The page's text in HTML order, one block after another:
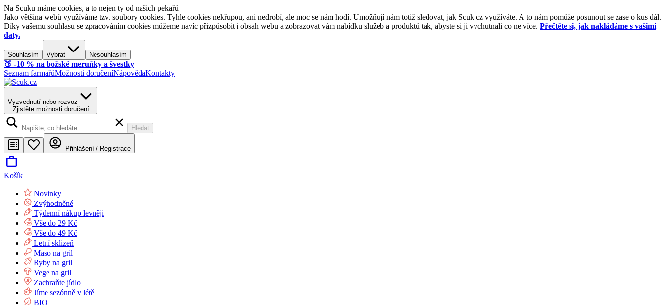
Na Scuku máme cookies, a to nejen ty od našich pekařů
Jako většina webů využíváme tzv. soubory cookies. Tyhle cookies nekřupou, ani nedrobí, ale moc se nám hodí. Umožňují nám totiž sledovat, jak Scuk.cz využíváte. A to nám pomůže posunout se zase o kus dál.
Díky vašemu souhlasu se zpracováním cookies můžeme navíc přizpůsobit i obsah webu a zobrazovat vám nabídku služeb a produktů tak, abyste si ji vychutnali co nejvíce. Přečtěte si, jak nakládáme s vašimi
daty.
Souhlasím Vybrat Nesouhlasím
🍑​ -10 % na božské meruňky a švestky
Seznam farmářůMožnosti doručeníNápovědaKontakty
Vyzvednutí nebo rozvoz
Zjistěte možnosti doručení
Hledat
Přihlášení / Registrace
Košík
Novinky
Zvýhodněné
Týdenní nákup levněji
Vše do 29 Kč
Vše do 49 Kč
Letní sklizeň
Maso na gril
Ryby na gril
Vege na gril
Zachraňte jídlo
Jíme sezónně v létě
BIO